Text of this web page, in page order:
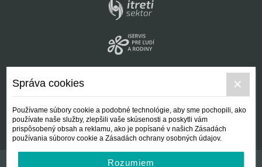
Správa cookies
Používame súbory cookie a podobné technológie, aby sme pochopili, ako
používate naše služby, zlepšili vaše skúsenosti a poskytli vám
prispôsobený obsah a reklamu, ako je popísané v našich Zásadách
používania súborov cookie a Zásadách ochrany osobných údajov.
Rozumiem